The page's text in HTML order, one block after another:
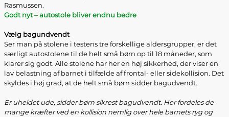
Rasmussen.
Godt nyt – autostole bliver endnu bedre
Vælg bagundvendt
Ser man på stolene i testens tre forskellige aldersgrupper, er det
særligt autostolene til de helt små børn op til 18 måneder, som
klarer sig godt. Alle stolene har her en høj sikkerhed, der viser en
lav belastning af barnet i tilfælde af frontal- eller sidekollision. Det
skyldes i høj grad, at de helt små børn sidder bagudvendt.
Er uheldet ude, sidder børn sikrest bagudvendt. Her fordeles de
mange kræfter ved en kollision nemlig over hele barnets ryg og